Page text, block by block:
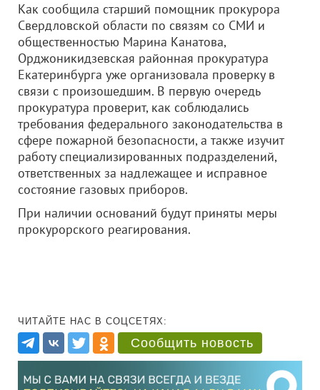
Как сообщила старший помощник прокурора
Свердловской области по связям со СМИ и
общественностью Марина Канатова,
Орджоникидзевская районная прокуратура
Екатеринбурга уже организовала проверку в
связи с произошедшим. В первую очередь
прокуратура проверит, как соблюдались
требования федерального законодательства в
сфере пожарной безопасности, а также изучит
работу специализированных подразделений,
ответственных за надлежащее и исправное
состояние газовых приборов.
При наличии оснований будут приняты меры
прокурорского реагирования.
ЧИТАЙТЕ НАС В СОЦСЕТЯХ:
Сообщить новость